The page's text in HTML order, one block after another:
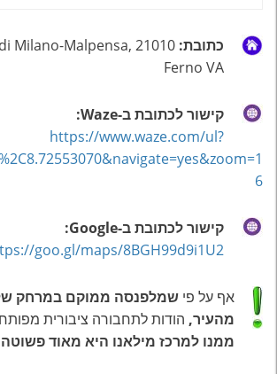
כתובת: Milano-Malpensa, 21010
Ferno VA
קישור לכתובת ב-Waze:
https://www.waze.com/ul?
6
קישור לכתובת ב-Google:
goo.gl/maps/8BGH99d9i1U2
אף על פי
מהעיר, הודות לתחבורה ציבורית
ממנו למרכז מילאנו היא מאוד